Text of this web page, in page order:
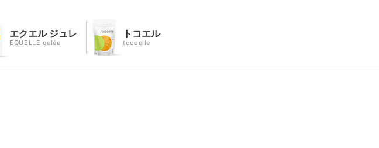
エクエル ジュレ
EQUELLE gelée
トコエル
tocoelle